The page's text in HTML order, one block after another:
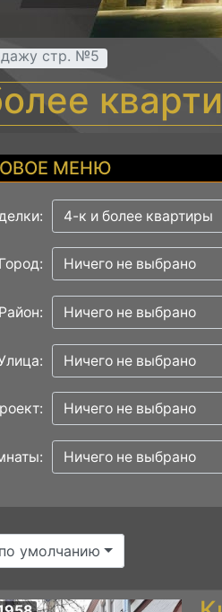
стр. №5
МЕНЮ
4-к и более квартиры
Город: Ничего не выбрано
Район: Ничего не выбрано
Ничего не выбрано
Ничего не выбрано
Ничего не выбрано
умолчанию